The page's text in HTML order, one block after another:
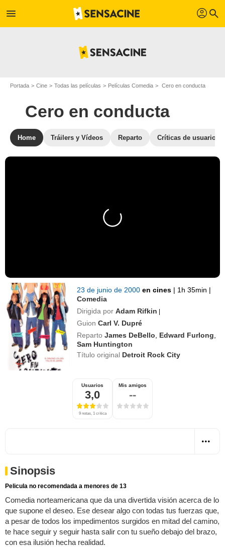
menu profil search
Portada Cine Todas las películas Películas Comedia Cero en conducta
Cero en conducta
Home Tráilers y Vídeos Reparto Críticas de usuarios
23 de junio de 2000en cines | 1h 35min |
Comedia
Dirigida por Adam Rifkin |
Guion Carl V. Dupré
Reparto James DeBello Edward Furlong
Sam Huntington
Título original Detroit Rock City
Usuarios
3,0
9 notas, 1 crítica
Mis amigos
--
Sinopsis
Pelicula no recomendada a menores de 13
Comedia norteamericana que da una divertida visión acerca de lo
que supone el deseo. Ese desear algo con todas tus fuerzas que,
a pesar de todos los impedimentos surgidos en mitad del camino,
te hace seguir y seguir hasta salir con tu sueño debajo del brazo,
con esa ilusión hecha realidad.